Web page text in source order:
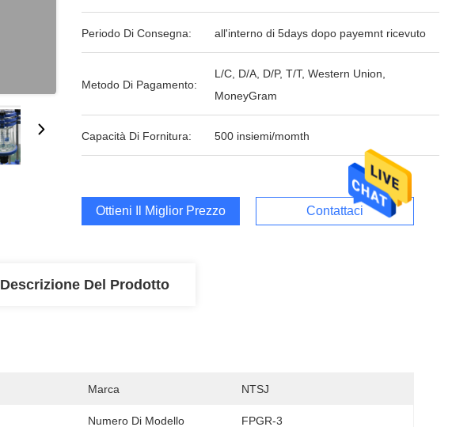
Periodo Di Consegna: all'interno di 5days dopo payemnt ricevuto
Metodo Di Pagamento:
L/C, D/A, D/P, T/T, Western Union,
MoneyGram
Capacità Di Fornitura: 500 insiemi/momth
Ottieni Il Miglior Prezzo Contattaci
Descrizione Del Prodotto
Marca NTSJ
Numero Di Modello FPGR-3